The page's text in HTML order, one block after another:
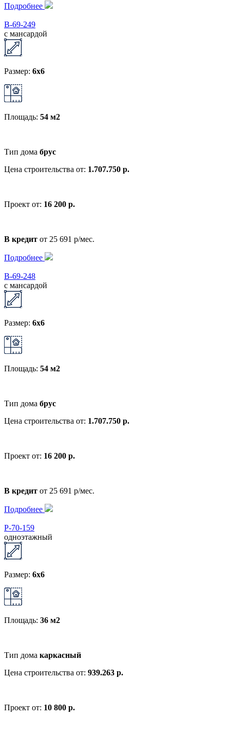
Подробнее
В-69-249
с мансардой
Размер: 6x6
Площадь: 54 м2
Тип дома брус
Цена строительства от: 1.707.750 р.
Проект от: 16 200 р.
В кредит от 25 691 р/мес.
Подробнее
В-69-248
с мансардой
Размер: 6х6
Площадь: 54 м2
Тип дома брус
Цена строительства от: 1.707.750 р.
Проект от: 16 200 р.
В кредит от 25 691 р/мес.
Подробнее
Р-70-159
одноэтажный
Размер: 6x6
Площадь: 36 м2
Тип дома каркасный
Цена строительства от: 939.263 р.
Проект от: 10 800 р.